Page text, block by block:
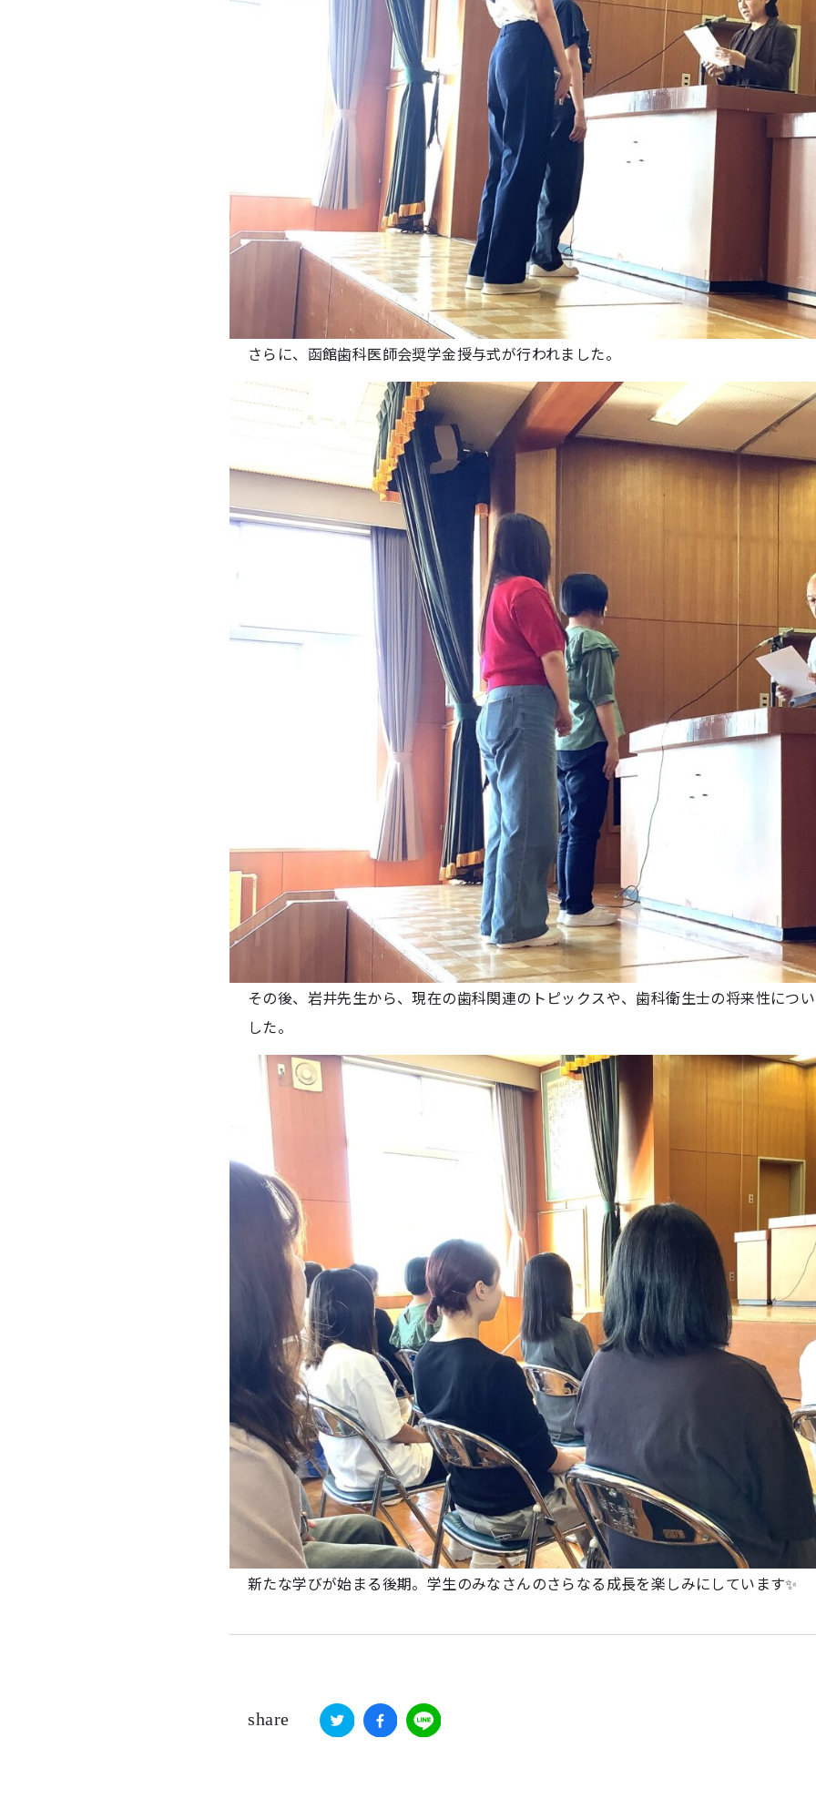
さらに、函館歯科医師会奨学金授与式が行われました。
その後、岩井先生から、現在の歯科関連のトピックスや、歯科衛生士の将来性につ
した。
新たな学びが始まる後期。学生のみなさんのさらなる成長を楽しみにしています✨
share